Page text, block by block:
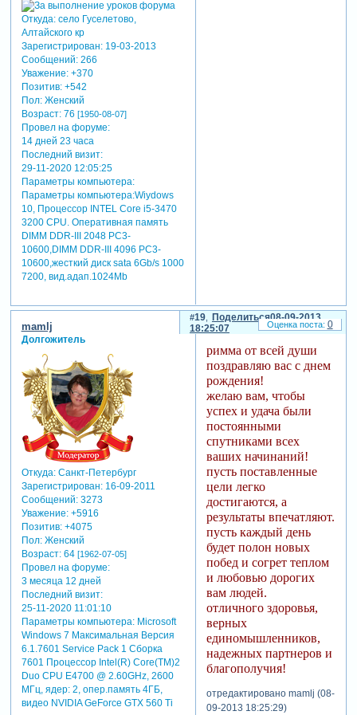
Откуда:село Гуселетово,
Алтайского кр
Зарегистрирован: 19-03-2013
Сообщений:266
Уважение: +370
Позитив: +542
Пол:Женский
Возраст:76 [1950-08-07]
Провел на форуме:
14 дней 23 часа
Последний визит:
29-11-2020 12:05:25
Параметры компьютера:
Параметры компьютера:Wiydows
10, Процессор INTEL Core i5-3470
3200 CРU. Оперативная память
DIMM DDR-III 2048 РC3-
10600,DIMM DDR-III 4096 РC3-
10600,жесткий диск sata 6Gb/s 1000
7200, вид.адап.1024Mb
Поделиться
19
08-09-2013
18:25:07
mamlj
Долгожитель
Откуда:Санкт-Петербург
Зарегистрирован: 16-09-2011
Сообщений:3273
Уважение: +5916
Позитив: +4075
Пол:Женский
Возраст:64 [1962-07-05]
Провел на форуме:
3 месяца 12 дней
Последний визит:
25-11-2020 11:01:10
Параметры компьютера:Microsoft
Windows 7 Максимальная Версия
6.1.7601 Service Pack 1 Сборка
7601 Процессор Intel(R) Core(TM)2
Duo CPU E4700 @ 2.60GHz, 2600
МГц, ядер: 2, опер.память 4ГБ,
видео NVIDIA GeForce GTX 560 Ti
римма от всей души
поздравляю вас с днем
рождения!
желаю вам, чтобы
успех и удача были
постоянными
спутниками всех
ваших начинаний!
пусть поставленные
цели легко
достигаются, а
результаты впечатляют.
пусть каждый день
будет полон новых
побед и согрет теплом
и любовью дорогих
вам людей.
отличного здоровья,
верных
единомышленников,
надежных партнеров и
благополучия!
отредактировано mamlj (08-
09-2013 18:25:29)
0